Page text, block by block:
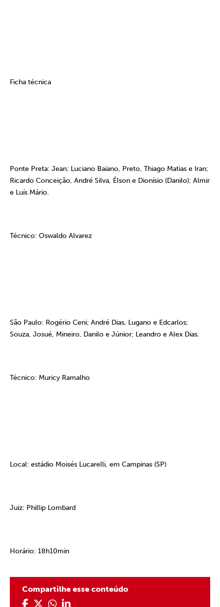
Ficha técnica
Ponte Preta: Jean; Luciano Baiano, Preto, Thiago Matias e Iran;
Ricardo Conceição, André Silva, Élson e Dionísio (Danilo); Almir
e Luís Mário.
Técnico: Oswaldo Alvarez
São Paulo: Rogério Ceni; André Dias, Lugano e Edcarlos;
Souza, Josué, Mineiro, Danilo e Júnior; Leandro e Alex Dias.
Técnico: Muricy Ramalho
Local: estádio Moisés Lucarelli, em Campinas (SP)
Juiz: Phillip Lombard
Horário: 18h10min
Compartilhe esse conteúdo